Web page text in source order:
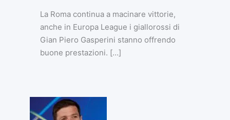
La Roma continua a macinare vittorie,
anche in Europa League i giallorossi di
Gian Piero Gasperini stanno offrendo
buone prestazioni. […]